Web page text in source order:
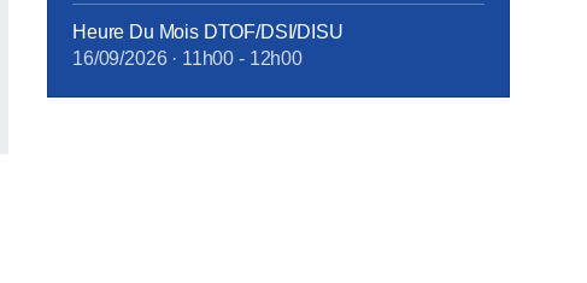
Heure Du Mois DTOF/DSI/DISU
16/09/2026· 11h00 - 12h00